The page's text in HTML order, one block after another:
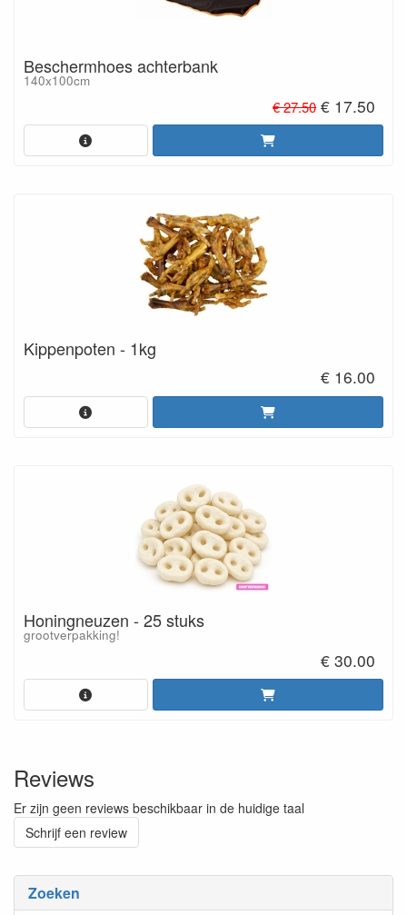
Zoeken
Beschermhoes achterbank
140x100cm
€ 27.50€ 17.50
Kippenpoten - 1kg
€ 16.00
Honingneuzen - 25 stuks
grootverpakking!
€ 30.00
Reviews
Er zijn geen reviews beschikbaar in de huidige taal
Schrijf een review